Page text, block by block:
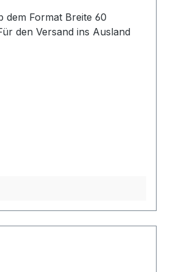
den Versand ins Ausland